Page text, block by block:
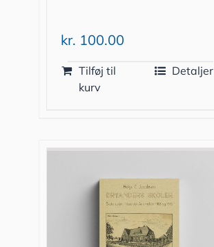
kr. 100.00
Tilføj til
kurv
Detaljer